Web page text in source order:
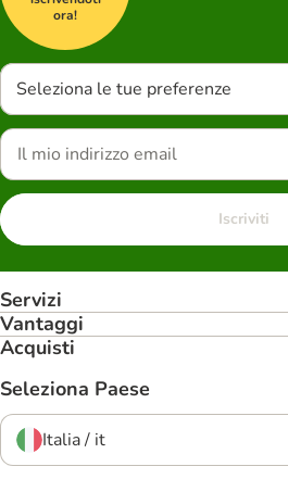
ora!
Seleziona le tue preferenze
Iscriviti
Servizi
Vantaggi
Acquisti
Seleziona Paese
Italia / it